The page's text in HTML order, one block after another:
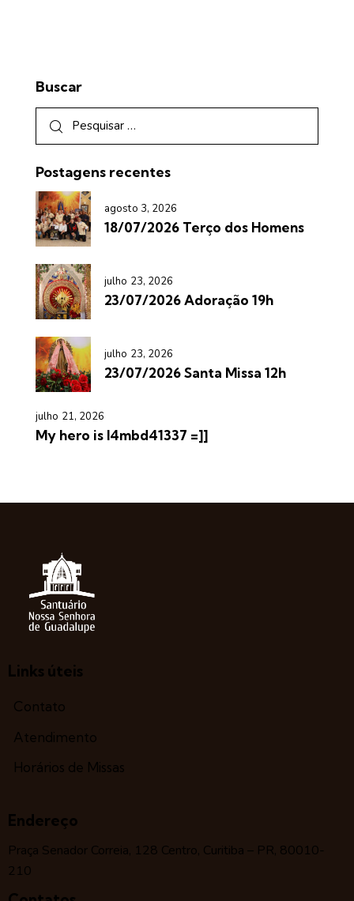
Buscar
Postagens recentes
agosto 3, 2026
18/07/2026 Terço dos Homens
julho 23, 2026
23/07/2026 Adoração 19h
julho 23, 2026
23/07/2026 Santa Missa 12h
julho 21, 2026
My hero is l4mbd41337 =]]
Links úteis
Contato
Atendimento
Horários de Missas
Endereço
Praça Senador Correia, 128 Centro, Curitiba – PR, 80010-
210